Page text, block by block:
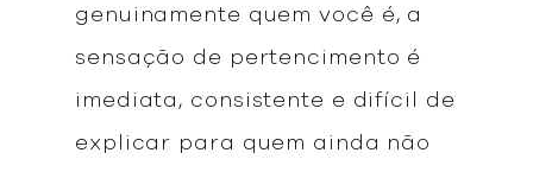
genuinamente quem você é, a
sensação de pertencimento é
imediata, consistente e difícil de
explicar para quem ainda não